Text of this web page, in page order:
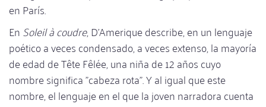
en París.
EnSoleil à coudre, D'Amerique describe, en un lenguaje
poético a veces condensado, a veces extenso, la mayoría
de edad de Tête Fêlée, una niña de 12 años cuyo
nombre significa "cabeza rota". Y al igual que este
nombre, el lenguaje en el que la joven narradora cuenta